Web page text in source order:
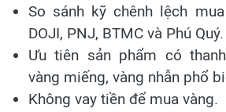
So sánh kỹ chênh lệch
DOJI, PNJ, BTMC và Phú Quý.
Ưu tiên sản phẩm có
vàng miếng, vàng nhẫn phổ
Không vay tiền để mua vàng.